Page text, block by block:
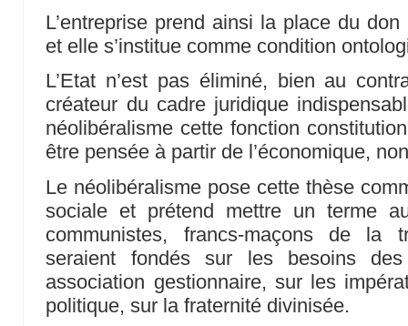
L’entreprise prend ainsi la place du
et elle s’institue comme condition
L’Etat n’est pas éliminé, bien au
créateur du cadre juridique
néolibéralisme cette fonction
être pensée à partir de l’économique,
Le néolibéralisme pose cette thèse
sociale et prétend mettre un terme
communistes, francs-maçons de la
seraient fondés sur les besoins
association gestionnaire, sur les
politique, sur la fraternité divinisée.